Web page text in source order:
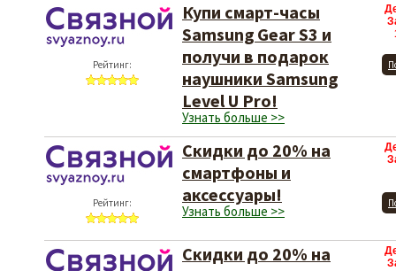
Рейтинг:
Купи смарт-часы
Samsung Gear S3 и
получи в подарок
наушники Samsung
Level U Pro!
Узнать больше >>
Рейтинг:
Скидки до 20% на
смартфоны и
аксессуары!
Узнать больше >>
Скидки до 20% на